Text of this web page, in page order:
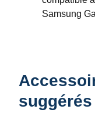
Samsung
suggérés